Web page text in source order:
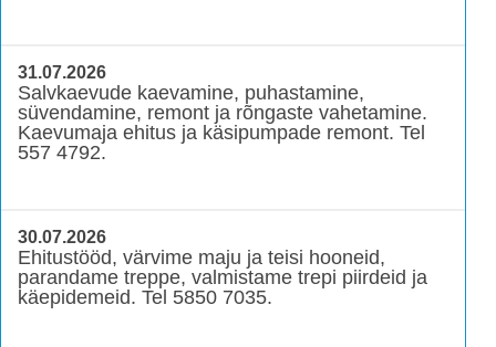
31.07.2026
Salvkaevude kaevamine, puhastamine,
süvendamine, remont ja rõngaste vahetamine.
Kaevumaja ehitus ja käsipumpade remont. Tel
557 4792.
30.07.2026
Ehitustööd, värvime maju ja teisi hooneid,
parandame treppe, valmistame trepi piirdeid ja
käepidemeid. Tel 5850 7035.